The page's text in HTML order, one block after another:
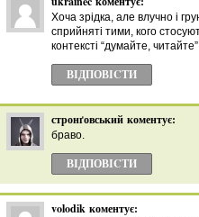
Хоча зрідка, але влучно і
сприйняті тими, кого
контексті “думайте,
ВІДПОВІCТИ
стронґовський коментує:
браво.
ВІДПОВІCТИ
volodik коментує: